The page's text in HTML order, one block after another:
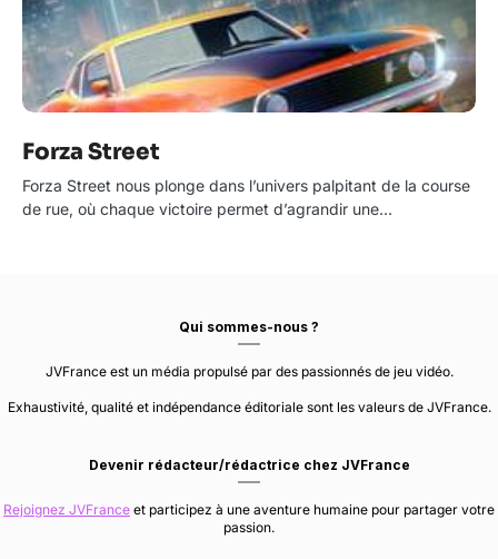
Forza Street
Forza Street nous plonge dans l’univers palpitant de la course
de rue, où chaque victoire permet d’agrandir une…
Qui sommes-nous ?
JVFrance est un média propulsé par des passionnés de jeu vidéo.
Exhaustivité, qualité et indépendance éditoriale sont les valeurs de JVFrance.
Devenir rédacteur/rédactrice chez JVFrance
Rejoignez JVFrance et participez à une aventure humaine pour partager votre
passion.